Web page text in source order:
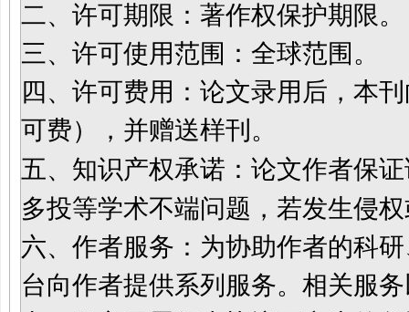
二、许可期限：著作权保护期限。
三、许可使用范围：全球范围。
四、许可费用：论文录用后，本
可费）， 并赠送样刊 。
五、知识产权承诺：论文作者保
多投等学术不端问题，若发生侵
六、作者服务：为协助作者的科
台向作者提供系列服务。相关服